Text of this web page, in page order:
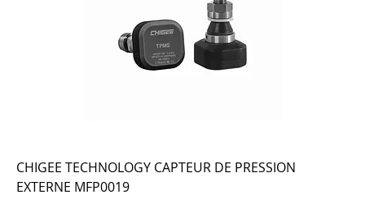
CHIGEE TECHNOLOGY CAPTEUR DE PRESSION
EXTERNE MFP0019